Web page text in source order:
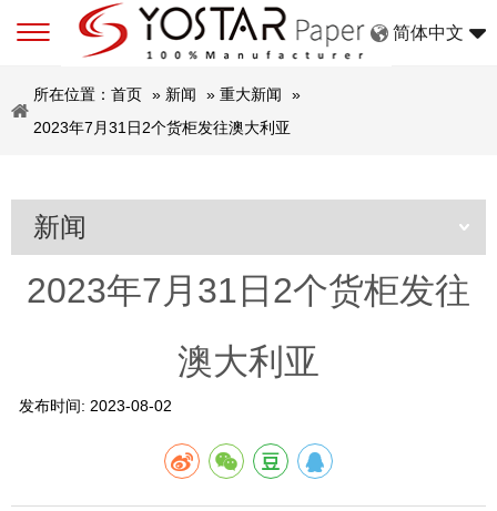
简体中文
所在位置： 首页 » 新闻 » 重大新闻
»
2023年7月31日2个货柜发往澳大利亚
新闻
2023年7月31日2个货柜发往
澳大利亚
发布时间: 2023-08-02